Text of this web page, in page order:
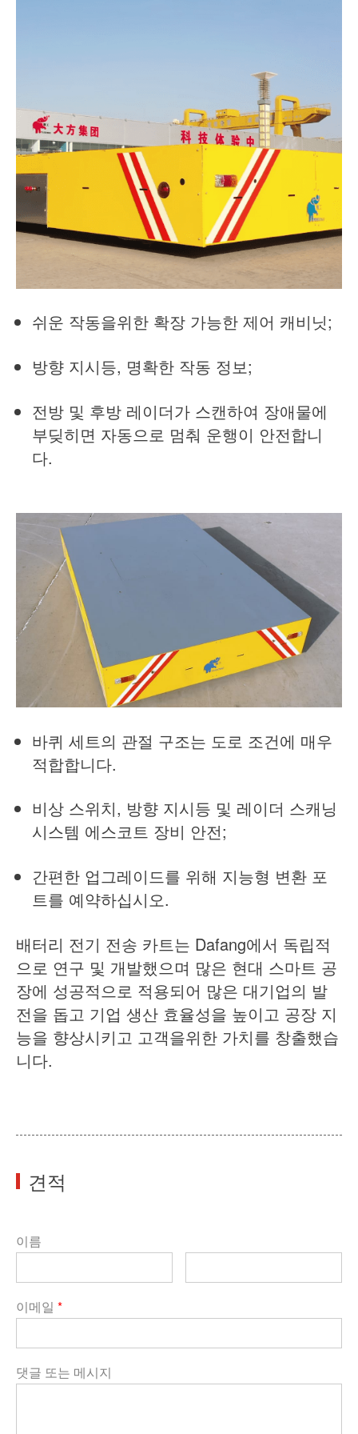
쉬운 작동을위한 확장 가능한 제어 캐비닛;
방향 지시등, 명확한 작동 정보;
전방 및 후방 레이더가 스캔하여 장애물에
부딪히면 자동으로 멈춰 운행이 안전합니
다.
바퀴 세트의 관절 구조는 도로 조건에 매우
적합합니다.
비상 스위치, 방향 지시등 및 레이더 스캐닝
시스템 에스코트 장비 안전;
간편한 업그레이드를 위해 지능형 변환 포
트를 예약하십시오.
배터리 전기 전송 카트는 Dafang에서 독립적
으로 연구 및 개발했으며 많은 현대 스마트 공
장에 성공적으로 적용되어 많은 대기업의 발
전을 돕고 기업 생산 효율성을 높이고 공장 지
능을 향상시키고 고객을위한 가치를 창출했습
니다.
견적
이름
이메일 *
댓글 또는 메시지